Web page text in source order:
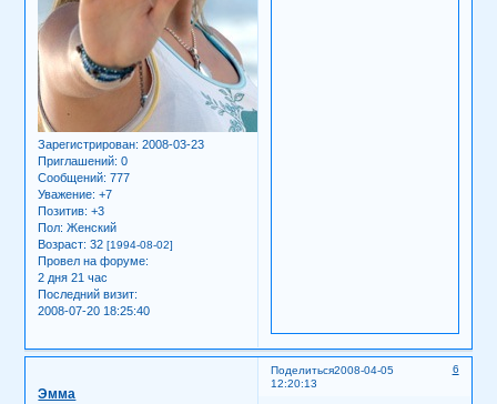
Зарегистрирован: 2008-03-23
Приглашений: 0
Сообщений: 777
Уважение: +7
Позитив: +3
Пол: Женский
Возраст: 32[1994-08-02]
Провел на форуме:
2 дня 21 час
Последний визит:
2008-07-20 18:25:40
Поделиться 6
2008-04-05
12:20:13
Эмма